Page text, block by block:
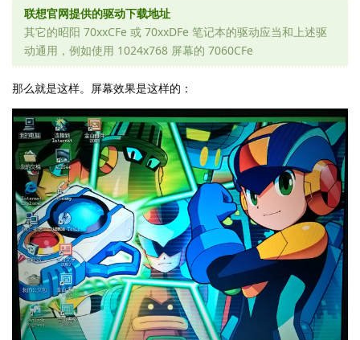
联想官网提供的驱动下载地址
其它的昭阳 70xxCFe 或 70xxDFe 笔记本的驱动应当和上述驱
动通用，例如使用 1024x768 屏幕的 7060CFe
那么就是这样。屏幕效果是这样的：